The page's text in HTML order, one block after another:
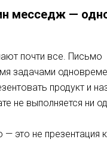
месседж —
почти все. Письмо
задачами
продукт и
не выполняется ни
это не презентация